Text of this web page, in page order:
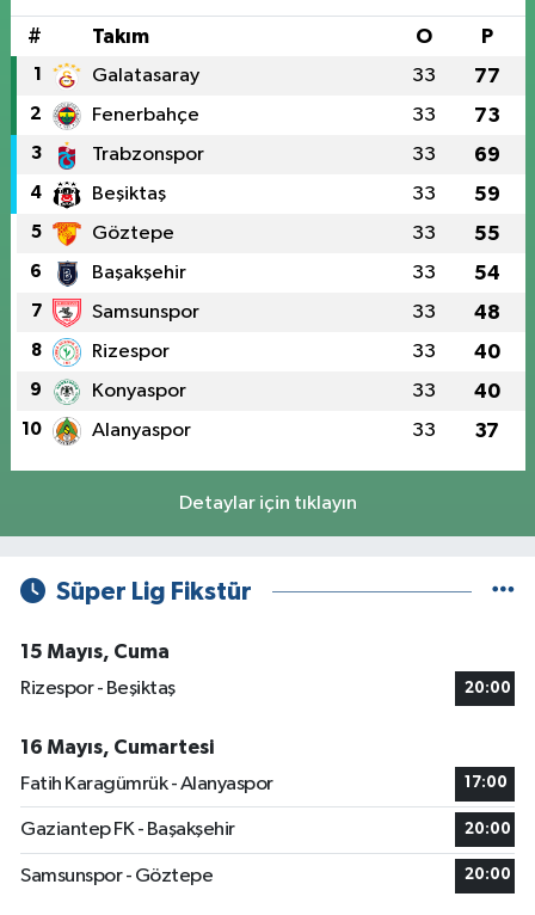
# Takım O P
1 Galatasaray 33 77
2 Fenerbahçe 33 73
3 Trabzonspor 33 69
4 Beşiktaş 33 59
5 Göztepe 33 55
6 Başakşehir 33 54
7 Samsunspor 33 48
8 Rizespor 33 40
9 Konyaspor 33 40
10 Alanyaspor 33 37
Detaylar için tıklayın
Süper Lig Fikstür
15 Mayıs, Cuma
Rizespor - Beşiktaş
20:00
16 Mayıs, Cumartesi
Fatih Karagümrük - Alanyaspor
17:00
Gaziantep FK - Başakşehir 20:00
Samsunspor - Göztepe 20:00